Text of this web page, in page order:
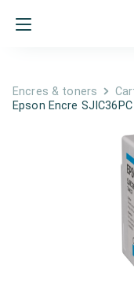
Encres & toners
Epson Encre